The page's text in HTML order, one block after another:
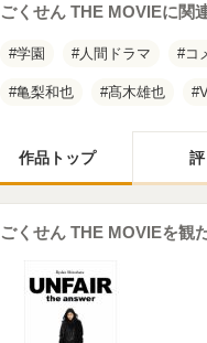
ごくせん THE MOVIEに関
学園 人間ドラマ コ
亀梨和也 髙木雄也
作品トップ
ごくせん THE MOVIEを観